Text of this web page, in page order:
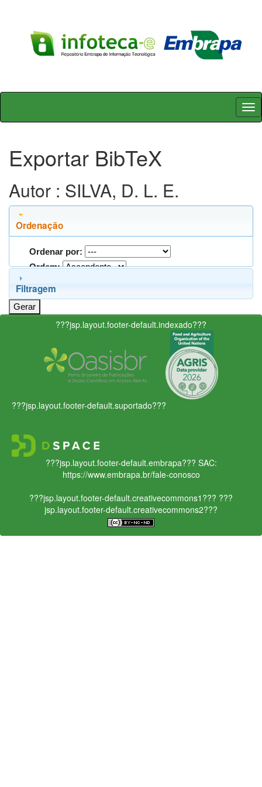
Skip
Exportar BibTeX
Autor : SILVA, D. L. E.
Ordenação
Ordenar por:
Ordem:
Filtragem
???jsp.layout.footer-default.indexado???
???jsp.layout.footer-default.suportado???
???jsp.layout.footer-default.embrapa??? SAC:
https://www.embrapa.br/fale-conosco
???jsp.layout.footer-default.creativecommons1??? ???
jsp.layout.footer-default.creativecommons2???